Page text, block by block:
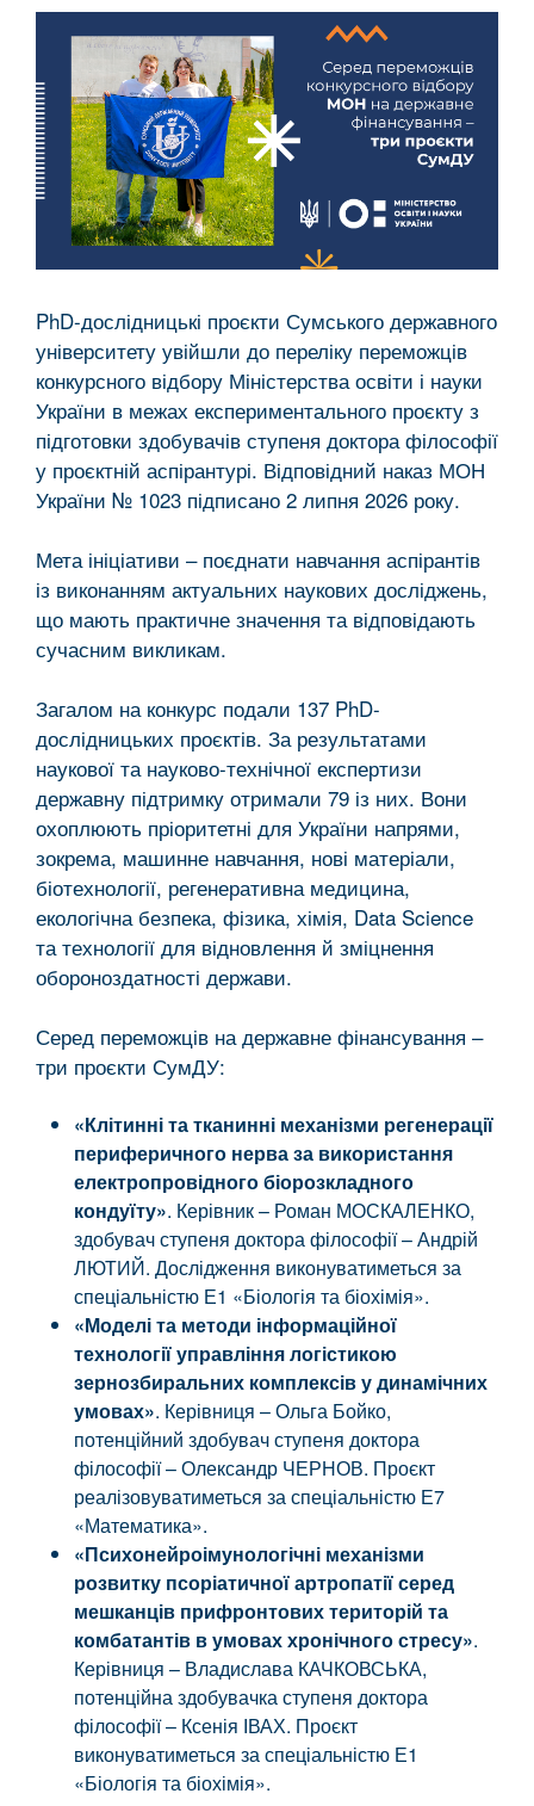
PhD-дослідницькі проєкти Сумського державного
університету увійшли до переліку переможців
конкурсного відбору Міністерства освіти і науки
України в межах експериментального проєкту з
підготовки здобувачів ступеня доктора філософії
у проєктній аспірантурі. Відповідний наказ МОН
України № 1023 підписано 2 липня 2026 року.
Мета ініціативи – поєднати навчання аспірантів
із виконанням актуальних наукових досліджень,
що мають практичне значення та відповідають
сучасним викликам.
Загалом на конкурс подали 137 PhD-
дослідницьких проєктів. За результатами
наукової та науково-технічної експертизи
державну підтримку отримали 79 із них. Вони
охоплюють пріоритетні для України напрями,
зокрема, машинне навчання, нові матеріали,
біотехнології, регенеративна медицина,
екологічна безпека, фізика, хімія, Data Science
та технології для відновлення й зміцнення
обороноздатності держави.
Серед переможців на державне фінансування –
три проєкти СумДУ:
«Клітинні та тканинні механізми регенерації
периферичного нерва за використання
електропровідного біорозкладного
кондуїту». Керівник – Роман МОСКАЛЕНКО,
здобувач ступеня доктора філософії – Андрій
ЛЮТИЙ. Дослідження виконуватиметься за
спеціальністю Е1 «Біологія та біохімія».
«Моделі та методи інформаційної
технології управління логістикою
зернозбиральних комплексів у динамічних
умовах». Керівниця – Ольга Бойко,
потенційний здобувач ступеня доктора
філософії – Олександр ЧЕРНОВ. Проєкт
реалізовуватиметься за спеціальністю Е7
«Математика».
«Психонейроімунологічні механізми
розвитку псоріатичної артропатії серед
мешканців прифронтових територій та
комбатантів в умовах хронічного стресу».
Керівниця – Владислава КАЧКОВСЬКА,
потенційна здобувачка ступеня доктора
філософії – Ксенія ІВАХ. Проєкт
виконуватиметься за спеціальністю Е1
«Біологія та біохімія».